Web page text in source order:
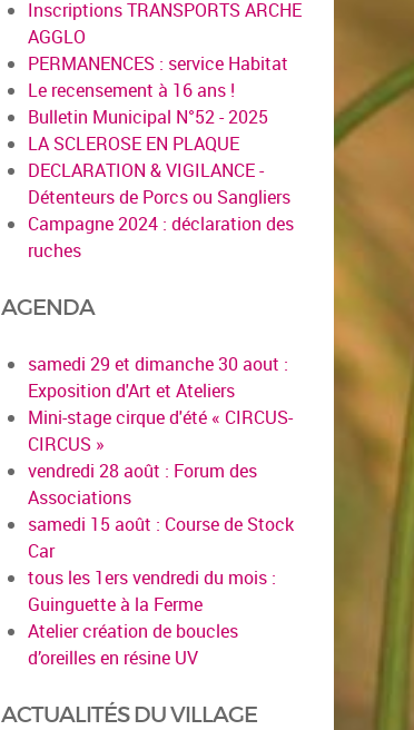
Inscriptions TRANSPORTS ARCHE
AGGLO
PERMANENCES : service Habitat
Le recensement à 16 ans !
Bulletin Municipal N°52 - 2025
LA SCLEROSE EN PLAQUE
DECLARATION & VIGILANCE -
Détenteurs de Porcs ou Sangliers
Campagne 2024 : déclaration des
ruches
AGENDA
samedi 29 et dimanche 30 aout :
Exposition d'Art et Ateliers
Mini-stage cirque d'été « CIRCUS-
CIRCUS »
vendredi 28 août : Forum des
Associations
samedi 15 août : Course de Stock
Car
tous les 1ers vendredi du mois :
Guinguette à la Ferme
Atelier création de boucles
d’oreilles en résine UV
ACTUALITÉS DU VILLAGE